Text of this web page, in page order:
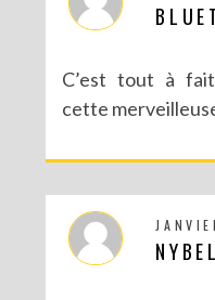
C’est tout à
cette